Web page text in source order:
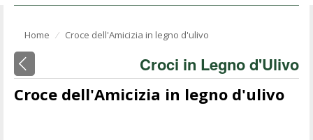
Home ⁄ Croce dell'Amicizia in legno d'ulivo
Croci in Legno d'Ulivo
Croce dell'Amicizia in legno d'ulivo